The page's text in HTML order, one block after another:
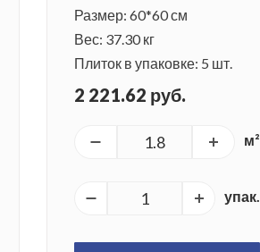
Размер: 60*60 см
Вес: 37.30 кг
Плиток в упаковке: 5 шт.
2 221.62 руб.
м²
упак.